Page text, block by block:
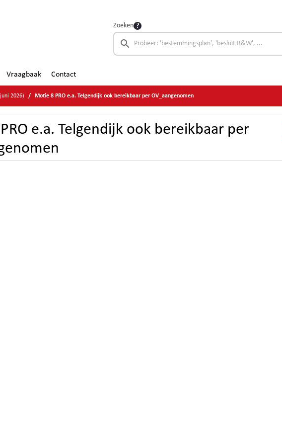
Zoeken
Vraagbaak Contact
2026) Motie 8 PRO e.a. Telgendijk ook bereikbaar per OV_aangenomen
e.a. Telgendijk ook bereikbaar per